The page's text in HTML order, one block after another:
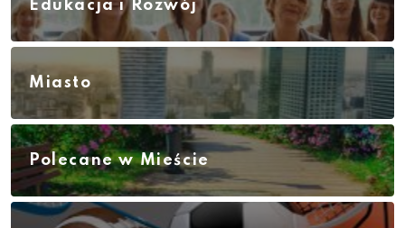
Edukacja i Rozwój
Miasto
Polecane w Mieście